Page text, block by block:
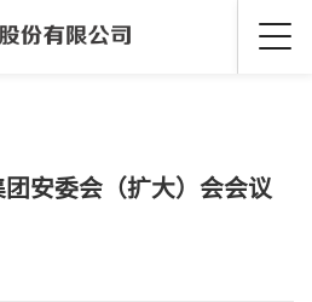
安委会（扩大）会会议